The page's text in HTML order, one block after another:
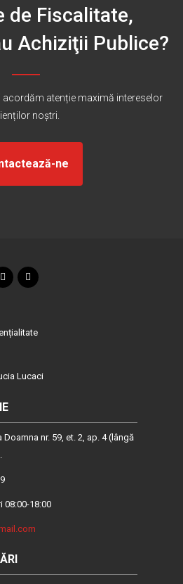
de Fiscalitate,
Achiziţii Publice?
acordăm atenție maximă intereselor
noştri.
ne
Lucaci
Doamna nr. 59, et. 2, ap. 4 (lângă
08:00-18:00